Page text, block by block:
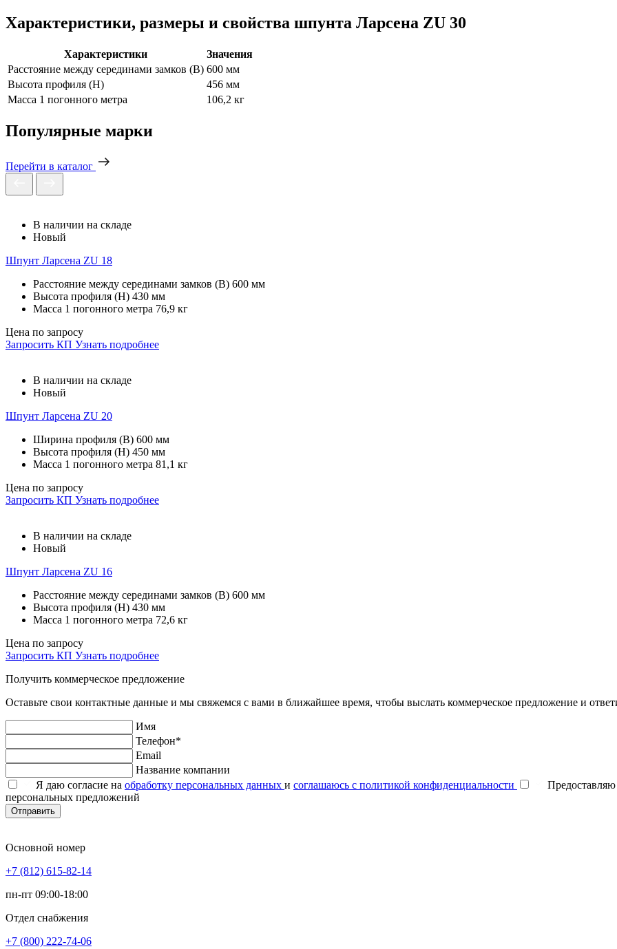
Характеристики, размеры и свойства шпунта Ларсена ZU 30
Характеристики
Значения
Расстояние между серединами замков (В) 600 мм
Высота профиля (Н)
456 мм
Масса 1 погонного метра
106,2 кг
Популярные марки
Перейти в каталог
В наличии на складе
Новый
Шпунт Ларсена ZU 18
Расстояние между серединами замков (В) 600 мм
Высота профиля (Н) 430 мм
Масса 1 погонного метра 76,9 кг
Цена по запросу
Запросить КП Узнать подробнее
В наличии на складе
Новый
Шпунт Ларсена ZU 20
Ширина профиля (В) 600 мм
Высота профиля (Н) 450 мм
Масса 1 погонного метра 81,1 кг
Цена по запросу
Запросить КП Узнать подробнее
В наличии на складе
Новый
Шпунт Ларсена ZU 16
Расстояние между серединами замков (В) 600 мм
Высота профиля (Н) 430 мм
Масса 1 погонного метра 72,6 кг
Цена по запросу
Запросить КП Узнать подробнее
Получить коммерческое предложение
Оставьте свои контактные данные и мы свяжемся с вами в ближайшее время, чтобы выслать коммерческое предложение и
Имя
Телефон*
Email
Название компании
Я даю согласие на обработку персональных данных и соглашаюсь с политикой конфиденциальности Предоставляю
персональных предложений
Отправить
Основной номер
+7 (812) 615-82-14
пн-пт 09:00-18:00
Отдел снабжения
+7 (800) 222-74-06